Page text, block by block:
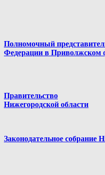
Полномочный
Федерации в Приволжском
Правительство
Нижегородской области
Законодательное собрание